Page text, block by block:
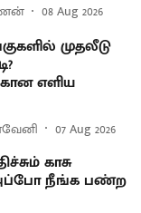
08 Aug 2026
முதலீடு
எளிய
07 Aug 2026
காசு
நீங்க பண்ற